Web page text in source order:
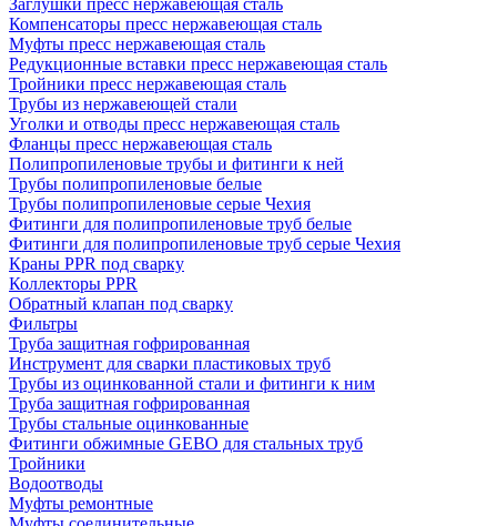
Компенсаторы пресс нержавеющая сталь
Муфты пресс нержавеющая сталь
Редукционные вставки пресс нержавеющая сталь
Тройники пресс нержавеющая сталь
Трубы из нержавеющей стали
Уголки и отводы пресс нержавеющая сталь
Фланцы пресс нержавеющая сталь
Полипропиленовые трубы и фитинги к ней
Трубы полипропиленовые белые
Трубы полипропиленовые серые Чехия
Фитинги для полипропиленовые труб белые
Фитинги для полипропиленовые труб серые Чехия
Краны PPR под сварку
Коллекторы PPR
Обратный клапан под сварку
Фильтры
Труба защитная гофрированная
Инструмент для сварки пластиковых труб
Трубы из оцинкованной стали и фитинги к ним
Труба защитная гофрированная
Трубы стальные оцинкованные
Фитинги обжимные GEBO для стальных труб
Тройники
Водоотводы
Муфты ремонтные